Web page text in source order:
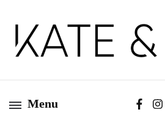
Kate&You
Menu